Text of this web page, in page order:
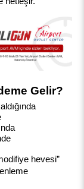
Gelir?
hevesi”